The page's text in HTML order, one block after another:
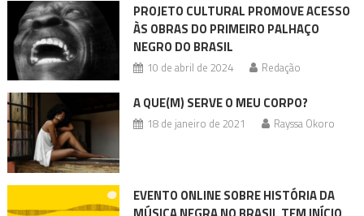
PROJETO CULTURAL PROMOVE ACESSO
ÀS OBRAS DO PRIMEIRO PALHAÇO
NEGRO DO BRASIL
10 de abril de 2024 Redação
A QUE(M) SERVE O MEU CORPO?
18 de janeiro de 2021 Rayssa Okoro
EVENTO ONLINE SOBRE HISTÓRIA DA